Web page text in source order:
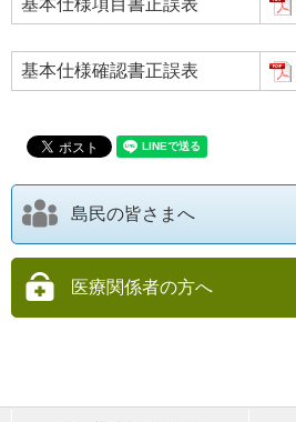
基本仕様項目書正誤表
基本仕様確認書正誤表
島民の皆さまへ
医療関係者の方へ